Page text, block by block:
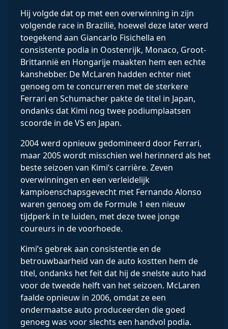
Hij volgde dat op met een overwinning in zijn
volgende race in Brazilië, hoewel deze later werd
toegekend aan Giancarlo Fisichella en
consistente podia in Oostenrijk, Monaco, Groot-
Brittannië en Hongarije maakten hem een ​​echte
kanshebber. De McLaren hadden echter niet
genoeg om te concurreren met de sterkere
Ferrari en Schumacher pakte de titel in Japan,
ondanks dat Kimi nog twee podiumplaatsen
scoorde in de VS en Japan.
2004 werd opnieuw gedomineerd door Ferrari,
maar 2005 wordt misschien wel herinnerd als het
beste seizoen van Kimi’s carrière. Zeven
overwinningen en een verleidelijk
kampioenschapsgevecht met Fernando Alonso
waren genoeg om de Formule 1 een nieuw
tijdperk in te luiden, met deze twee jonge
coureurs in de voorhoede.
Kimi’s gebrek aan consistentie en de
betrouwbaarheid van de auto kostten hem de
titel, ondanks het feit dat hij de snelste auto had
voor de tweede helft van het seizoen. McLaren
faalde opnieuw in 2006, omdat ze een
ondermaatse auto produceerden die goed
genoeg was voor slechts een handvol podia.